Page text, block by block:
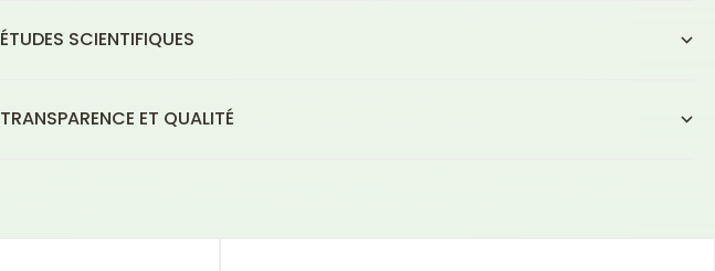
ÉTUDES SCIENTIFIQUES
TRANSPARENCE ET QUALITÉ